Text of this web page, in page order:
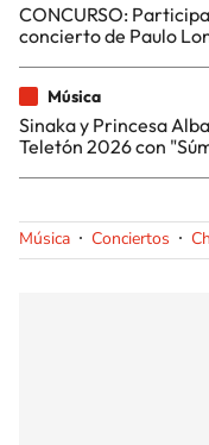
CONCURSO:
concierto de Paulo
Música
Sinaka y Princesa
Teletón 2026 con
Música Conciertos